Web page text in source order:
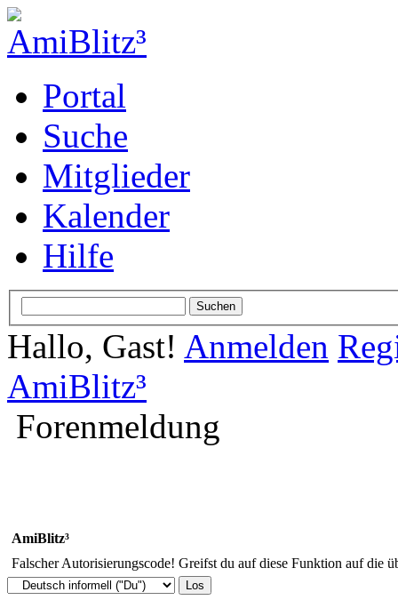
Portal
Suche
Mitglieder
Kalender
Hilfe
Hallo, Gast! Anmelden
AmiBlitz³
Forenmeldung
AmiBlitz³
Falscher Autorisierungscode! Greifst du auf diese Funktion auf die